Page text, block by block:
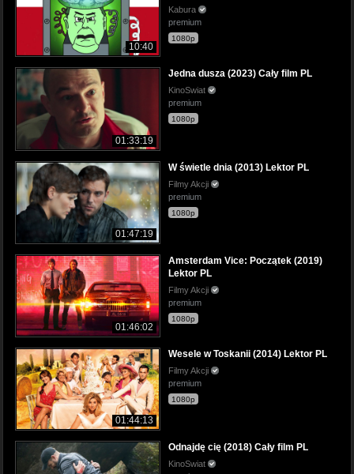
10:40
Kabura
premium
1080p
01:33:19
Jedna dusza (2023) Cały film PL
KinoSwiat
premium
1080p
01:47:19
W świetle dnia (2013) Lektor PL
Filmy Akcji
premium
1080p
01:46:02
Amsterdam Vice: Początek (2019)
Lektor PL
Filmy Akcji
premium
1080p
01:44:13
Wesele w Toskanii (2014) Lektor PL
Filmy Akcji
premium
1080p
Odnajdę cię (2018) Cały film PL
KinoSwiat